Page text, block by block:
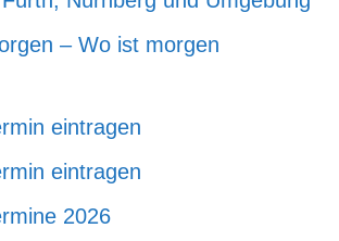
– Wo ist morgen
eintragen
eintragen
2026